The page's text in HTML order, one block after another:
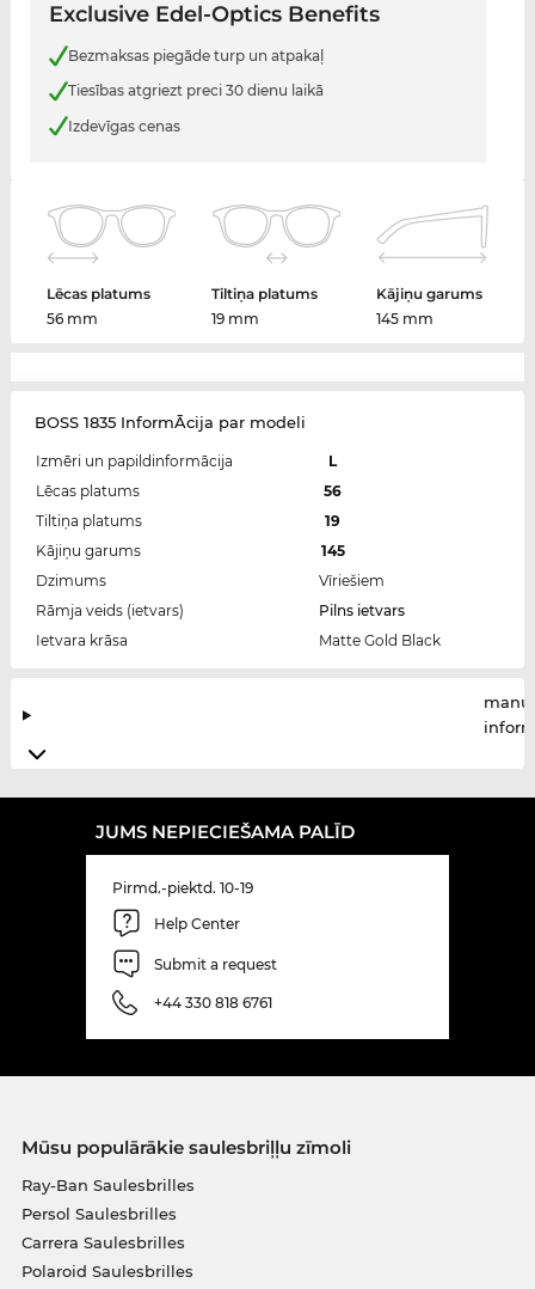
Exclusive Edel-Optics Benefits
Bezmaksas piegāde turp un atpakaļ
Tiesības atgriezt preci 30 dienu laikā
Izdevīgas cenas
Lēcas platums
56 mm
Tiltiņa platums
19 mm
Kājiņu garums
145 mm
BOSS 1835 InformĀcija par modeli
Izmēri un papildinformācija
L
Lēcas platums
56
Tiltiņa platums
19
Kājiņu garums
145
Dzimums
Vīriešiem
Rāmja veids (ietvars)
Pilns ietvars
Ietvara krāsa
Matte Gold Black
JUMS NEPIECIEŠAMA PALĪD
Pirmd.-piektd. 10-19
Help Center
Submit a request
+44 330 818 6761
Mūsu populārākie saulesbriļļu zīmoli
Ray-Ban Saulesbrilles
Persol Saulesbrilles
Carrera Saulesbrilles
Polaroid Saulesbrilles